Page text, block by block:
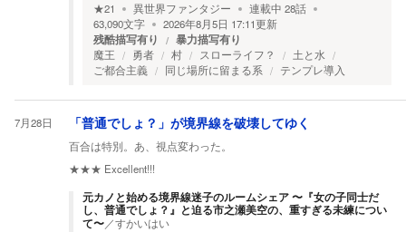
★21 異世界ファンタジー 連載中 28話
63,090文字 2026年8月5日 17:11更新
残酷描写有り 暴力描写有り
魔王 勇者 村 スローライフ？
土と水
ご都合主義
同じ場所に留まる系 テンプレ導入
7月28日 「普通でしょ？」が境界線を破壊してゆく
百合は特別。あ、視点変わった。
★★★ Excellent!!!
元カノと始める境界線迷子のルームシェア 〜『女の子同士だ
し、普通でしょ？』と迫る市之瀬美空の、重すぎる未練につい
て〜／すかいはい